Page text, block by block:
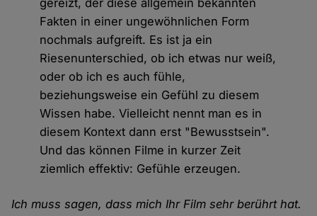
gereizt, der diese allgemein bekannten
Fakten in einer ungewöhnlichen Form
nochmals aufgreift. Es ist ja ein
Riesenunterschied, ob ich etwas nur weiß,
oder ob ich es auch fühle,
beziehungsweise ein Gefühl zu diesem
Wissen habe. Vielleicht nennt man es in
diesem Kontext dann erst "Bewusstsein".
Und das können Filme in kurzer Zeit
ziemlich effektiv: Gefühle erzeugen.
Ich muss sagen, dass mich Ihr Film sehr berührt hat.